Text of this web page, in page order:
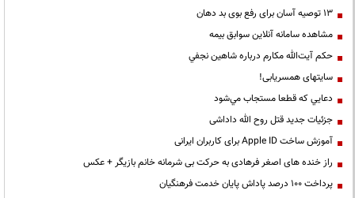
13 توصیه آسان برای رفع بوی بد دهان
مشاهده سامانه آنلاين سوابق بیمه
حكم آيت‌الله مكارم درباره شاهين نجفي
سایتهای همسریابی!
دعايي كه قطعا مستجاب مي‌شود
جزئیات جدید قتل روح الله داداشی
آموزش ساخت Apple ID برای کاربران ایرانی
راز خنده های اصغر فرهادی به حرکت بی شرمانه خانم بازیگر + عکس
پرداخت ۱۰۰ درصد پاداش پایان خدمت فرهنگیان